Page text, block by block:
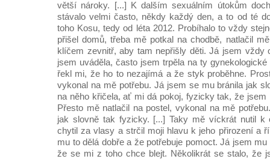
větší nároky. [...] K dalším sexuálním útokům
stávalo velmi často, někdy každý den, a to od té
toho Kosu, tedy od léta 2012. Probíhalo to vždy
přišel domů, třeba mě potkal na chodbě, natlačil
klíčem zevnitř, aby tam nepřišly děti. Já jsem vždy
jsem uváděla, často jsem trpěla na ty
řekl mi, že ho to nezajímá a že styk proběhne.
vykonal na mě potřebu. Já jsem se mu bránila jak
na něho křičela, ať mi dá pokoj, fyzicky tak, že jsem
Přesto mě natlačil na postel, vykonal na mě
jak slovně tak fyzicky. [...] Taky mě víckrát nutil k
chytil za vlasy a strčil moji hlavu k jeho přirození a
mu to dělá dobře a že potřebuje pomoct. Já jsem
že se mi z toho chce blejt. Několikrát se stalo, že